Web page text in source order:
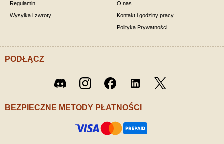
Regulamin
Wysyłka i zwroty
O nas
Kontakt i godziny pracy
Polityka Prywatności
PODŁĄCZ
Discord Instagram Facebook LinkedIn
BEZPIECZNE METODY PŁATNOŚCI